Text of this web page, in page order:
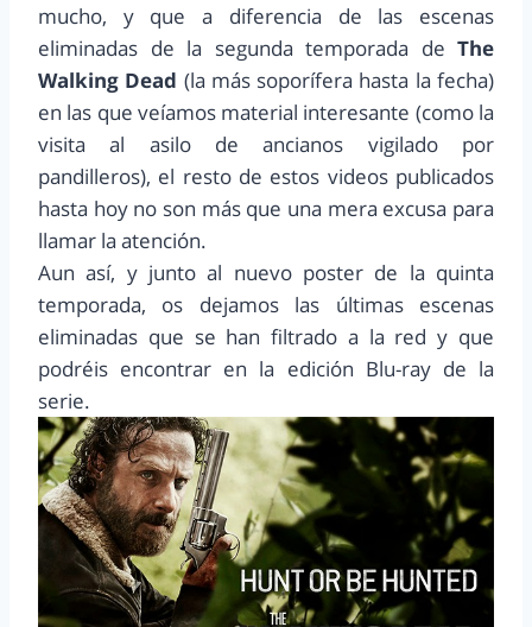
mucho, y que a diferencia de las escenas
eliminadas de la segunda temporada de The
Walking Dead (la más soporífera hasta la fecha)
en las que veíamos material interesante (como la
visita al asilo de ancianos vigilado por
pandilleros), el resto de estos videos publicados
hasta hoy no son más que una mera excusa para
llamar la atención.
Aun así, y junto al nuevo poster de la quinta
temporada, os dejamos las últimas escenas
eliminadas que se han filtrado a la red y que
podréis encontrar en la edición Blu-ray de la
serie.